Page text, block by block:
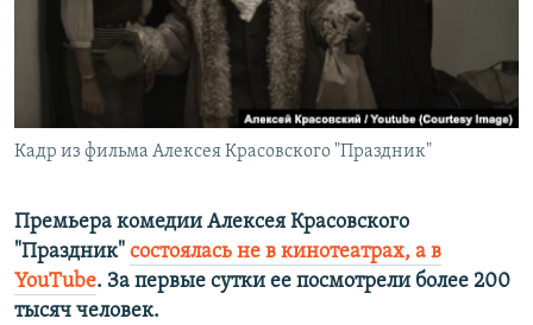
СОЦИАЛЬНЫЕ СЕТИ
Кадр из фильма Алексея Красовского "Праздник"
Премьера комедии Алексея Красовского
"Праздник" состоялась не в кинотеатрах, а в
YouTube. За первые сутки ее посмотрели более 200
тысяч человек.